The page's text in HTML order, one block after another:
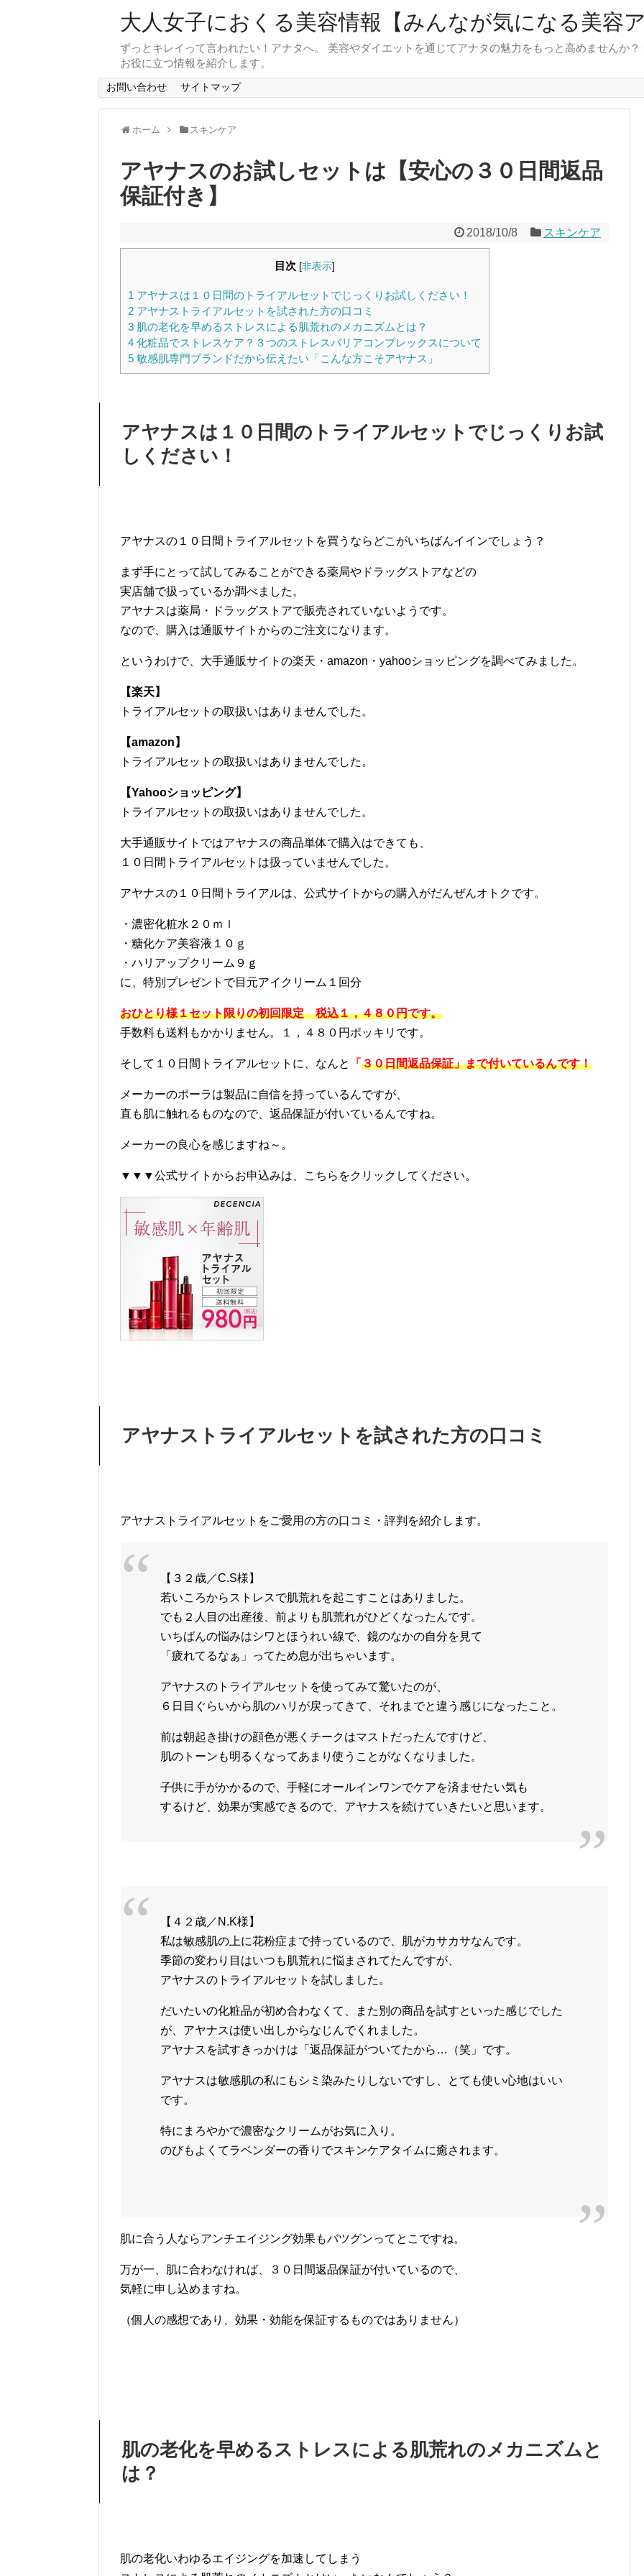
大人女子におくる美容情報【みんなが気になる美容
ずっとキレイって言われたい！アナタへ。 美容やダイエットを通じてアナタの魅力をもっと高めませんか
お役に立つ情報を紹介します。
お問い合わせ サイトマップ
ホーム スキンケア
アヤナスのお試しセットは【安心の３０日間返品
保証付き】
2018/10/8 スキンケア
目次 [非表示]
1 アヤナスは１０日間のトライアルセットでじっくりお試しください！
2 アヤナストライアルセットを試された方の口コミ
3 肌の老化を早めるストレスによる肌荒れのメカニズムとは？
4 化粧品でストレスケア？３つのストレスバリアコンプレックスについて
5 敏感肌専門ブランドだから伝えたい「こんな方こそアヤナス」
アヤナスは１０日間のトライアルセットでじっくりお試
しください！
アヤナスの１０日間トライアルセットを買うならどこがいちばんイインでしょう？
まず手にとって試してみることができる薬局やドラッグストアなどの
実店舗で扱っているか調べました。
アヤナスは薬局・ドラッグストアで販売されていないようです。
なので、購入は通販サイトからのご注文になります。
というわけで、大手通販サイトの楽天・amazon・yahooショッピングを調べてみました。
【楽天】
トライアルセットの取扱いはありませんでした。
【amazon】
トライアルセットの取扱いはありませんでした。
【Yahooショッピング】
トライアルセットの取扱いはありませんでした。
大手通販サイトではアヤナスの商品単体で購入はできても、
１０日間トライアルセットは扱っていませんでした。
アヤナスの１０日間トライアルは、公式サイトからの購入がだんぜんオトクです。
・濃密化粧水２０ｍｌ
・糖化ケア美容液１０ｇ
・ハリアップクリーム９ｇ
に、特別プレゼントで目元アイクリーム１回分
おひとり様１セット限りの初回限定 税込１，４８０円です。
手数料も送料もかかりません。１，４８０円ポッキリです。
そして１０日間トライアルセットに、なんと 「 ３０日間返品保証」まで付いているんです！
メーカーのポーラは製品に自信を持っているんですが、
直も肌に触れるものなので、返品保証が付いているんですね。
メーカーの良心を感じますね～。
▼▼▼公式サイトからお申込みは、こちらをクリックしてください。
アヤナストライアルセットを試された方の口コミ
アヤナストライアルセットをご愛用の方の口コミ・評判を紹介します。
【３２歳／C.S様】
若いころからストレスで肌荒れを起こすことはありました。
でも２人目の出産後、前よりも肌荒れがひどくなったんです。
いちばんの悩みはシワとほうれい線で、鏡のなかの自分を見て
「疲れてるなぁ」ってため息が出ちゃいます。
アヤナスのトライアルセットを使ってみて驚いたのが、
６日目ぐらいから肌のハリが戻ってきて、それまでと違う感じになったこと。
前は朝起き掛けの顔色が悪くチークはマストだったんですけど、
肌のトーンも明るくなってあまり使うことがなくなりました。
子供に手がかかるので、手軽にオールインワンでケアを済ませたい気も
するけど、効果が実感できるので、アヤナスを続けていきたいと思います。
【４２歳／N.K様】
私は敏感肌の上に花粉症まで持っているので、肌がカサカサなんです。
季節の変わり目はいつも肌荒れに悩まされてたんですが、
アヤナスのトライアルセットを試しました。
だいたいの化粧品が初め合わなくて、また別の商品を試すといった感じでした
が、アヤナスは使い出しからなじんでくれました。
アヤナスを試すきっかけは「返品保証がついてたから…（笑」です。
アヤナスは敏感肌の私にもシミ染みたりしないですし、とても使い心地はいい
です。
特にまろやかで濃密なクリームがお気に入り。
のびもよくてラベンダーの香りでスキンケアタイムに癒されます。
肌に合う人ならアンチエイジング効果もバツグンってとこですね。
万が一、肌に合わなければ、３０日間返品保証が付いているので、
気軽に申し込めますね。
（個人の感想であり、効果・効能を保証するものではありません）
肌の老化を早めるストレスによる肌荒れのメカニズムと
は？
肌の老化いわゆるエイジングを加速してしまう